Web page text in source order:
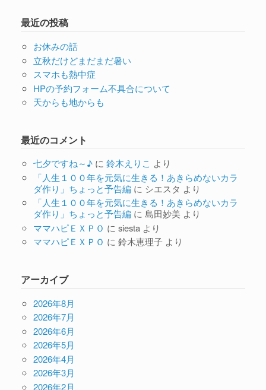
最近の投稿
お休みの話
立秋だけどまだまだ暑い
スマホも熱中症
HPの予約フォーム不具合について
天からも地からも
最近のコメント
七夕ですね～♪に 鈴木えりこ より
「人生１００年を元気に生きる！あきらめないカラ
ダ作り」ちょっと予告編に シエスタ より
「人生１００年を元気に生きる！あきらめないカラ
ダ作り」ちょっと予告編に 島田妙美 より
ママハピＥＸＰＯ に siestaより
ママハピＥＸＰＯ に 鈴木恵理子より
アーカイブ
2026年8月
2026年7月
2026年6月
2026年5月
2026年4月
2026年3月
2026年2月